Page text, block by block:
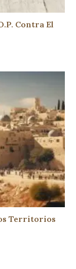
Contra El
Territorios